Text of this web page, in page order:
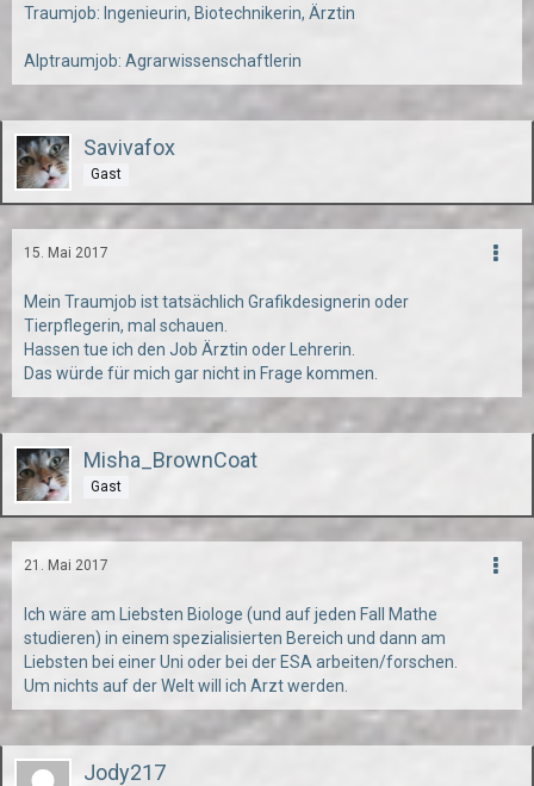
Traumjob: Ingenieurin, Biotechnikerin, Ärztin
Alptraumjob: Agrarwissenschaftlerin
Savivafox
Gast
15. Mai 2017
Mein Traumjob ist tatsächlich Grafikdesignerin oder
Tierpflegerin, mal schauen.
Hassen tue ich den Job Ärztin oder Lehrerin.
Das würde für mich gar nicht in Frage kommen.
Misha_BrownCoat
Gast
21. Mai 2017
Ich wäre am Liebsten Biologe (und auf jeden Fall Mathe
studieren) in einem spezialisierten Bereich und dann am
Liebsten bei einer Uni oder bei der ESA arbeiten/forschen.
Um nichts auf der Welt will ich Arzt werden.
Jody217